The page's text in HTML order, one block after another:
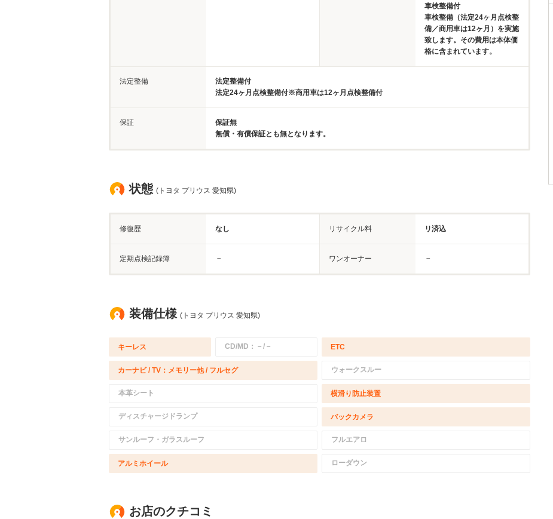
車検整備付
車検整備（法定24ヶ月点検整
備／商用車は12ヶ月）を実施
致します。その費用は本体価
格に含まれています。
法定整備
法定整備付
法定24ヶ月点検整備付※商用車は12ヶ月点検整備付
保証
保証無
無償・有償保証とも無となります。
状態 (トヨタ プリウス 愛知県)
修復歴 なし リサイクル料 リ済込
定期点検記録簿 － ワンオーナー －
装備仕様 (トヨタ プリウス 愛知県)
キーレス CD/MD：－/－ ETC
カーナビ / TV：メモリー他 / フルセグ ウォークスルー
本革シート 横滑り防止装置
ディスチャージドランプ バックカメラ
サンルーフ・ガラスルーフ フルエアロ
アルミホイール ローダウン
お店のクチコミ